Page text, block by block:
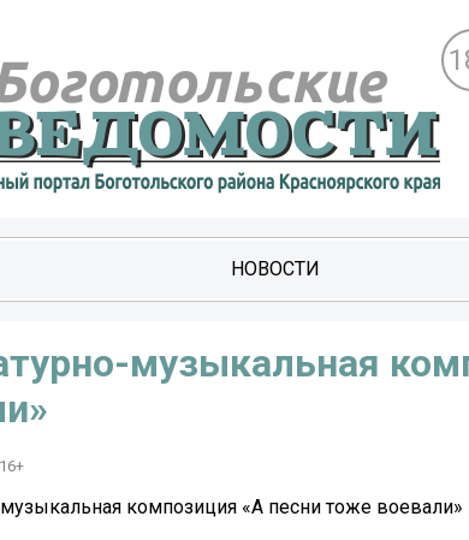
НОВОСТИ
музыкальная
композиция «А песни тоже воевали»